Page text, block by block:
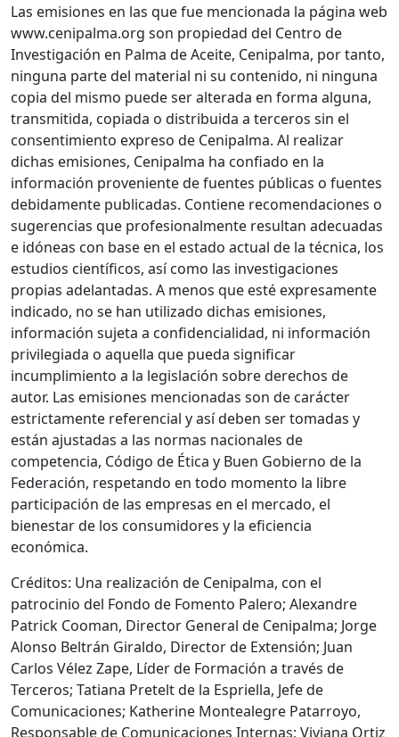
Las emisiones en las que fue mencionada la página web
www.cenipalma.org son propiedad del Centro de
Investigación en Palma de Aceite, Cenipalma, por tanto,
ninguna parte del material ni su contenido, ni ninguna
copia del mismo puede ser alterada en forma alguna,
transmitida, copiada o distribuida a terceros sin el
consentimiento expreso de Cenipalma. Al realizar
dichas emisiones, Cenipalma ha confiado en la
información proveniente de fuentes públicas o fuentes
debidamente publicadas. Contiene recomendaciones o
sugerencias que profesionalmente resultan adecuadas
e idóneas con base en el estado actual de la técnica, los
estudios científicos, así como las investigaciones
propias adelantadas. A menos que esté expresamente
indicado, no se han utilizado dichas emisiones,
información sujeta a confidencialidad, ni información
privilegiada o aquella que pueda significar
incumplimiento a la legislación sobre derechos de
autor. Las emisiones mencionadas son de carácter
estrictamente referencial y así deben ser tomadas y
están ajustadas a las normas nacionales de
competencia, Código de Ética y Buen Gobierno de la
Federación, respetando en todo momento la libre
participación de las empresas en el mercado, el
bienestar de los consumidores y la eficiencia
económica.
Créditos: Una realización de Cenipalma, con el
patrocinio del Fondo de Fomento Palero; Alexandre
Patrick Cooman, Director General de Cenipalma; Jorge
Alonso Beltrán Giraldo, Director de Extensión; Juan
Carlos Vélez Zape, Líder de Formación a través de
Terceros; Tatiana Pretelt de la Espriella, Jefe de
Comunicaciones; Katherine Montealegre Patarroyo,
Responsable de Comunicaciones Internas; Viviana Ortiz